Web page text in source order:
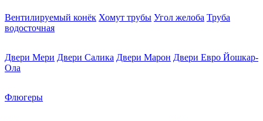
Вентилируемый конёк Хомут трубы Угол желоба Труба
водосточная
Двери Мери Двери Салика Двери Марон Двери Евро Йошкар-
Ола
Флюгеры